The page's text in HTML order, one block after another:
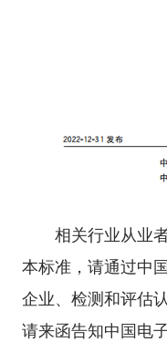
相关行业从业
本标准，请通过中
企业、检测和评估
请来函告知中国电